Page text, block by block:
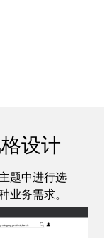
设计
题中进行选
业务需求。